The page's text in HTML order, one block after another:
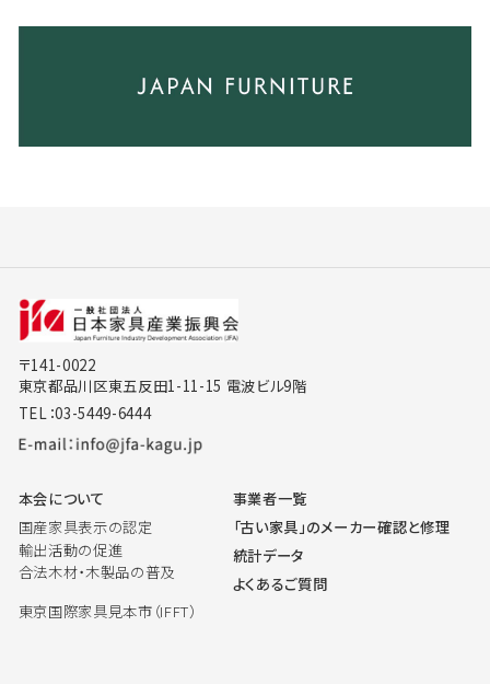
〒141-0022
東京都品川区東五反田1-11-15 電波ビル9階
TEL：03-5449-6444
本会について
国産家具表示の認定
輸出活動の促進
合法木材・木製品の普及
東京国際家具見本市（IFFT）
事業者一覧
「古い家具」のメーカー確認と修理
統計データ
よくあるご質問